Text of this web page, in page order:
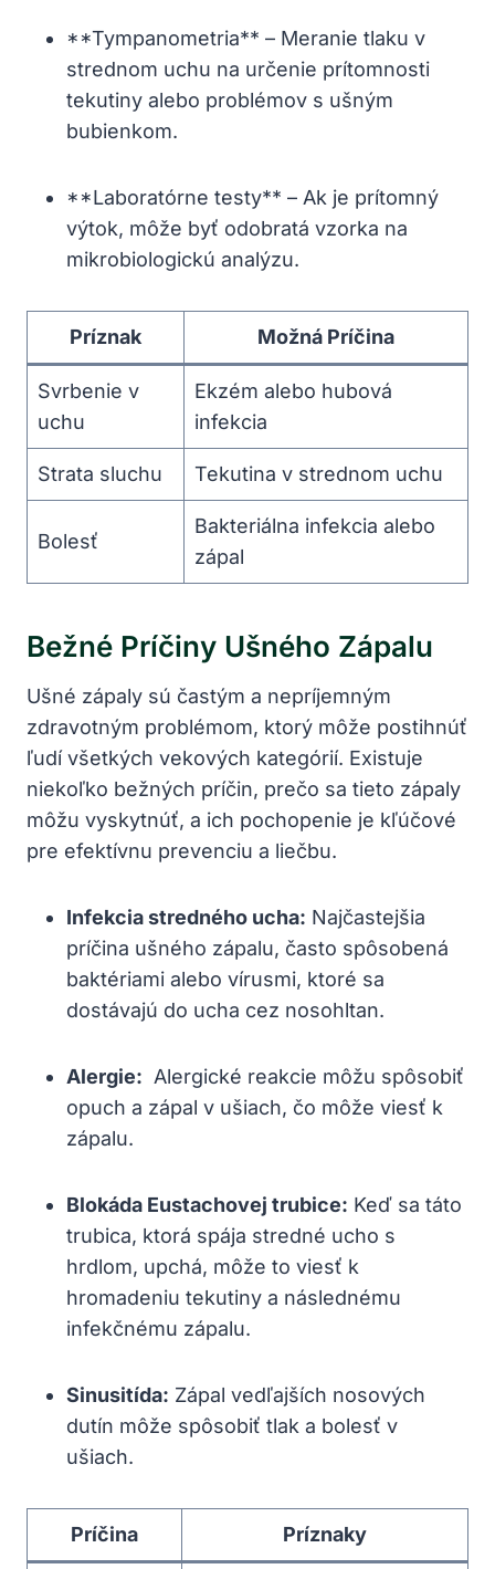
**Tympanometria** – Meranie tlaku v
strednom uchu⁢ na ‍určenie prítomnosti
tekutiny​ alebo problémov s​ ušným
‍bubienkom.
**Laboratórne testy**​ – Ak je prítomný
výtok, môže ⁤byť‌ odobratá vzorka na ​
mikrobiologickú ⁢analýzu.
Príznak Možná Príčina
Svrbenie v
uchu
Ekzém alebo ‍hubová
infekcia
Strata​ sluchu Tekutina v strednom uchu
Bolesť
Bakteriálna infekcia‌ alebo
zápal
Bežné Príčiny Ušného Zápalu
Ušné zápaly sú častým a nepríjemným
zdravotným problémom, ktorý môže postihnúť
ľudí všetkých⁣ vekových ​kategórií. Existuje‍
niekoľko​ bežných⁣ príčin, ​prečo ‌sa tieto⁤ zápaly
⁢môžu vyskytnúť, ⁣a‌ ich pochopenie‌ je kľúčové ​
pre efektívnu prevenciu a ​liečbu.
Infekcia stredného⁤ ucha: Najčastejšia
príčina ušného⁣ zápalu, často spôsobená‌
baktériami ‍alebo vírusmi, ⁢ktoré sa
‌dostávajú do⁢ ucha cez nosohltan.
Alergie: ⁣ Alergické⁢ reakcie môžu ⁤spôsobiť
opuch a zápal v ‍ušiach, ‌čo môže ‌viesť⁣ k
zápalu.
Blokáda ​Eustachovej trubice: Keď ⁢sa táto
⁤trubica, ktorá spája stredné ucho s
hrdlom, upchá, môže⁢ to viesť k
hromadeniu tekutiny ⁢a následnému
infekčnému zápalu.
Sinusitída: Zápal vedľajších nosových
dutín môže spôsobiť​ tlak a bolesť ​v
ušiach.
Príčina Príznaky